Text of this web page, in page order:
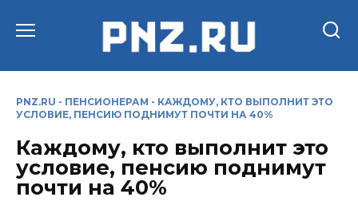
PNZ.RU - ПЕНСИОНЕРАМ - КАЖДОМУ, КТО ВЫПОЛНИТ ЭТО
УСЛОВИЕ, ПЕНСИЮ ПОДНИМУТ ПОЧТИ НА 40%
Каждому, кто выполнит это
условие, пенсию поднимут
почти на 40%